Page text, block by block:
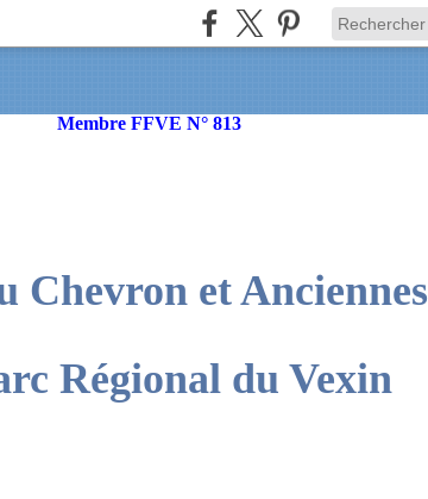
Membre FFVE N° 813
Chevron et Anciennes
Régional du Vexin